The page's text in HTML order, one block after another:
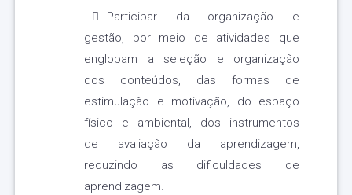
Participar da organização e
gestão, por meio de atividades que
englobam a seleção e organização
dos conteúdos, das formas de
estimulação e motivação, do espaço
físico e ambiental, dos instrumentos
de avaliação da aprendizagem,
reduzindo as dificuldades de
aprendizagem.